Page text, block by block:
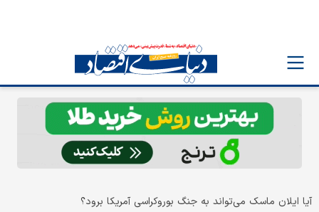
آیا ایلان ماسک می‌تواند به جنگ بوروکراسی آمریکا برود؟